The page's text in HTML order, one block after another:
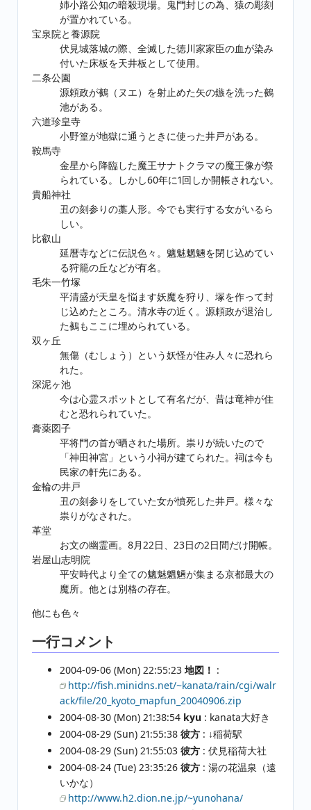
姉小路公知の暗殺現場。鬼門封じの為、猿の彫刻
が置かれている。
宝泉院と養源院
伏見城落城の際、全滅した徳川家家臣の血が染み
付いた床板を天井板として使用。
二条公園
源頼政が鵺（ヌエ）を射止めた矢の鏃を洗った鵺
池がある。
六道珍皇寺
小野篁が地獄に通うときに使った井戸がある。
鞍馬寺
金星から降臨した魔王サナトクラマの魔王像が祭
られている。しかし60年に1回しか開帳されない。
貴船神社
丑の刻参りの藁人形。今でも実行する女がいるら
しい。
比叡山
延暦寺などに伝説色々。魑魅魍魎を閉じ込めてい
る狩籠の丘などが有名。
毛朱一竹塚
平清盛が天皇を悩ます妖魔を狩り、塚を作って封
じ込めたところ。清水寺の近く。源頼政が退治し
た鵺もここに埋められている。
双ヶ丘
無傷（むしょう）という妖怪が住み人々に恐れら
れた。
深泥ヶ池
今は心霊スポットとして有名だが、昔は竜神が住
むと恐れられていた。
膏薬図子
平将門の首が晒された場所。祟りが続いたので
「神田神宮」という小祠が建てられた。祠は今も
民家の軒先にある。
金輪の井戸
丑の刻参りをしていた女が憤死した井戸。様々な
祟りがなされた。
革堂
お文の幽霊画。8月22日、23日の2日間だけ開帳。
岩屋山志明院
平安時代より全ての魑魅魍魎が集まる京都最大の
魔所。他とは別格の存在。
他にも色々
一行コメント
2004-09-06 (Mon) 22:55:23 地図！ :
http://fish.minidns.net/~kanata/rain/cgi/walr
ack/file/20_kyoto_mapfun_20040906.zip
2004-08-30 (Mon) 21:38:54 kyu : kanata大好き
2004-08-29 (Sun) 21:55:38 彼方 : ↓稲荷駅
2004-08-29 (Sun) 21:55:03 彼方 : 伏見稲荷大社
2004-08-24 (Tue) 23:35:26 彼方 : 湯の花温泉（遠
いかな）
http://www.h2.dion.ne.jp/~yunohana/